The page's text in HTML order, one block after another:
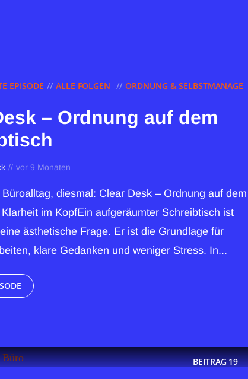
EPISODE ALLE FOLGEN
ORDNUNG & SELBSTMANAGE
– Ordnung auf dem
vor 9 Monaten
diesmal: Clear Desk – Ordnung auf dem
im KopfEin aufgeräumter Schreibtisch ist
ästhetische Frage. Er ist die Grundlage für
klare Gedanken und weniger Stress. In...
BEITRAG19